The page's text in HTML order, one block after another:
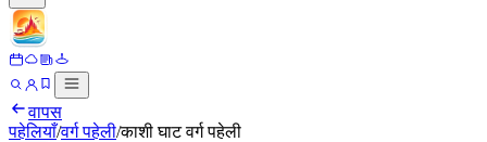
वापस
पहेलियाँ/वर्ग पहेली/काशी घाट वर्ग पहेली